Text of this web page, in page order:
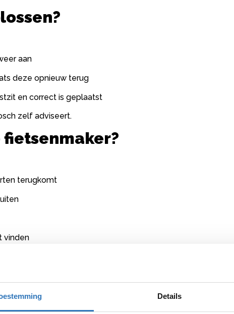
Details
aan
deze opnieuw terug
en correct is geplaatst
zelf adviseert.
fietsenmaker?
terugkomt
vinden
met een Bosch eBike-dealer als het probleem